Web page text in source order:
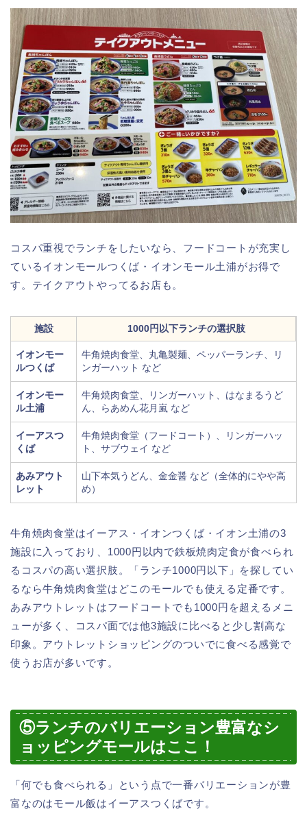
コスパ重視でランチをしたいなら、フードコートが充実し
ているイオンモールつくば・イオンモール土浦がお得で
す。テイクアウトやってるお店も。
施設 1000円以下ランチの選択肢
イオンモー
ルつくば
牛角焼肉食堂、丸亀製麺、ペッパーランチ、リ
ンガーハット など
イオンモー
ル土浦
牛角焼肉食堂、リンガーハット、はなまるうど
ん、らあめん花月嵐 など
イーアスつ
くば
牛角焼肉食堂（フードコート）、リンガーハッ
ト、サブウェイ など
あみアウト
レット
山下本気うどん、金金醤 など（全体的にやや高
め）
牛角焼肉食堂はイーアス・イオンつくば・イオン土浦の3
施設に入っており、1000円以内で鉄板焼肉定食が食べられ
るコスパの高い選択肢。「ランチ1000円以下」を探してい
るなら牛角焼肉食堂はどこのモールでも使える定番です。
あみアウトレットはフードコートでも1000円を超えるメニ
ューが多く、コスパ面では他3施設に比べると少し割高な
印象。アウトレットショッピングのついでに食べる感覚で
使うお店が多いです。
⑤ランチのバリエーション豊富なシ
ョッピングモールはここ！
「何でも食べられる」という点で一番バリエーションが豊
富なのはモール飯はイーアスつくばです。